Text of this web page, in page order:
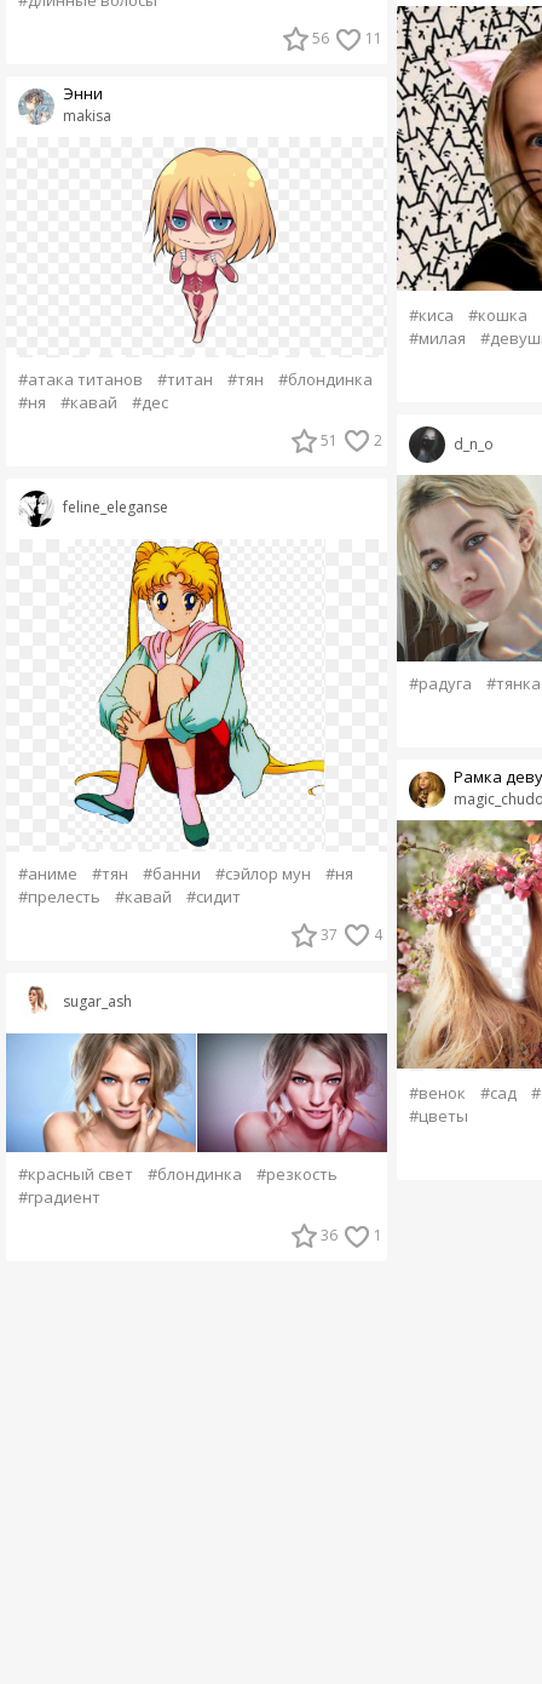
56 11
makisa
Энни
#атака титанов #титан #тян
#блондинка
#ня
#кавай #дес
51 2
feline_eleganse
#аниме #тян #банни #сэйлор мун
#ня
#прелесть
#кавай #сидит
37 4
sugar_ash
#красный свет #блондинка
#резкость
#градиент
36 1
#киса #кошка
#милая
d_n_o
#радуга #тянка
Рамка
#венок #сад
#цветы